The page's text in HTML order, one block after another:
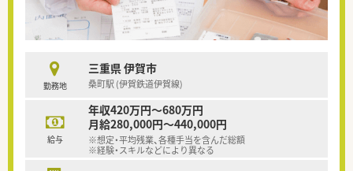
勤務地
三重県 伊賀市
桑町駅 (伊賀鉄道伊賀線)
給与
年収420万円～680万円
月給280,000円～440,000円
※想定・平均残業、各種手当を含んだ総額
※経験・スキルなどにより異なる